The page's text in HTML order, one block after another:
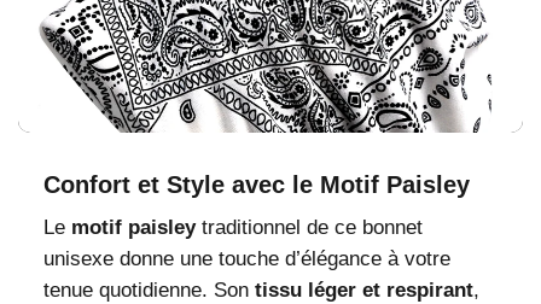
Confort et Style avec le Motif Paisley
Le motif paisleytraditionnel de ce bonnet
unisexe donne une touche d’élégance à votre
tenue quotidienne. Son tissu léger et respirant,